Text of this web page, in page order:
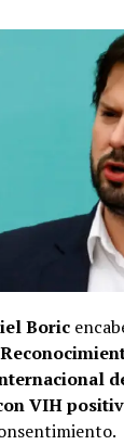
Boric
VIH